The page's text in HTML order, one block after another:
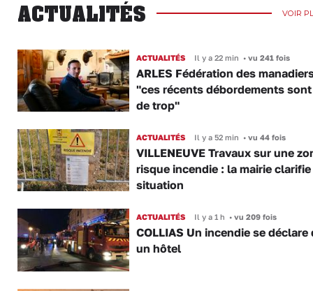
ACTUALITÉS VOIR
ACTUALITÉS Il y a 22 min •vu 241 fois
ARLES Fédération des
"ces récents débordements
de trop"
ACTUALITÉS Il y a 52 min •vu 44 fois
VILLENEUVE Travaux sur une
risque incendie : la mairie
situation
ACTUALITÉS Il y a 1 h •vu 209 fois
COLLIAS Un incendie se déclare
un hôtel